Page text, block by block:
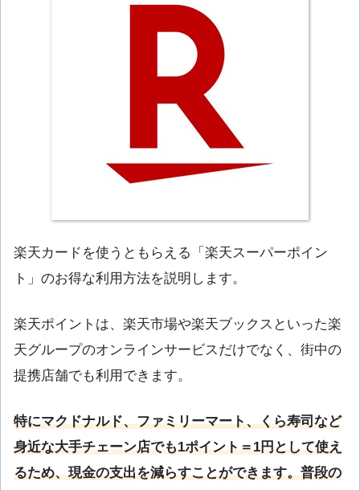
楽天カードを使うともらえる「楽天スーパーポイン
ト」のお得な利用方法を説明します。
楽天ポイントは、楽天市場や楽天ブックスといった楽
天グループのオンラインサービスだけでなく、街中の
提携店舗でも利用できます。
特にマクドナルド、ファミリーマート、くら寿司など
身近な大手チェーン店でも1ポイント＝1円として使え
るため、現金の支出を減らすことができます。普段の